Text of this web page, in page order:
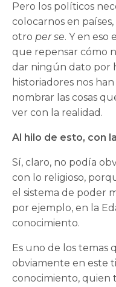
Pero los políticos
colocarnos en
otroper se. Y en eso
que repensar cómo
dar ningún dato por
historiadores nos
nombrar las cosas
ver con la realidad.
Al hilo de esto, con
Sí, claro, no podía
con lo religioso,
el sistema de poder
por ejemplo, en la
conocimiento.
Es uno de los
obviamente en este
conocimiento, quien